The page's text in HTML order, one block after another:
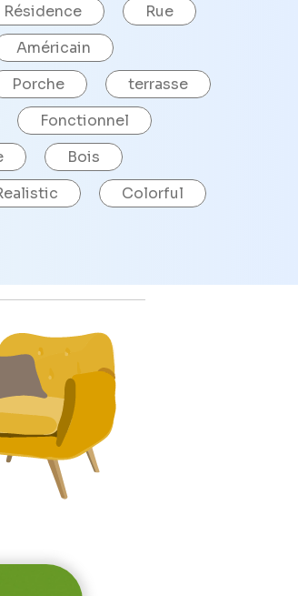
Résidence
Rue
Américain
Porche
terrasse
Fonctionnel
Bois
Colorful